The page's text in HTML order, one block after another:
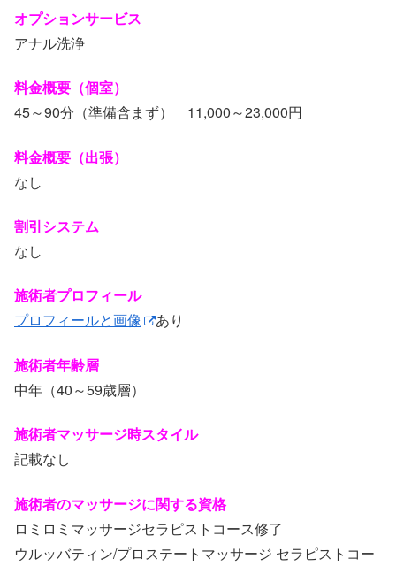
オプションサービス
アナル洗浄
料金概要（個室）
45～90分（準備含まず） 11,000～23,000円
料金概要（出張）
なし
割引システム
なし
施術者プロフィール
プロフィールと画像
あり
施術者年齢層
中年（40～59歳層）
施術者マッサージ時スタイル
記載なし
施術者のマッサージに関する資格
ロミロミマッサージセラピストコース修了
ウルッバティン/プロステートマッサージ セラピストコー